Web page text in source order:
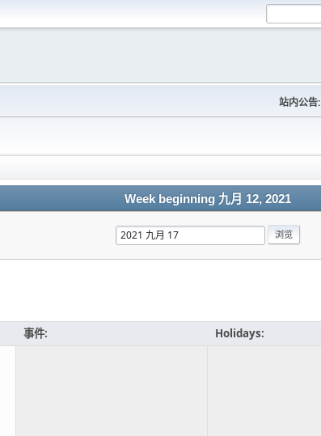
站内公告:
Week beginning 九月 12, 2021
事件: Holidays: